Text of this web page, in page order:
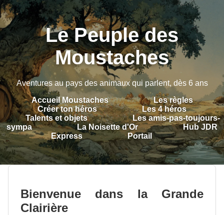
Le Peuple des
Moustaches
Aventures au pays des animaux qui parlent, dès 6 ans
Accueil Moustaches
Les règles
Créer ton héros
Les 4 héros
Talents et objets
Les amis-pas-toujours-
sympa
La Noisette d'Or
Hub JDR
Express
Portail
Bienvenue dans la Grande
Clairière